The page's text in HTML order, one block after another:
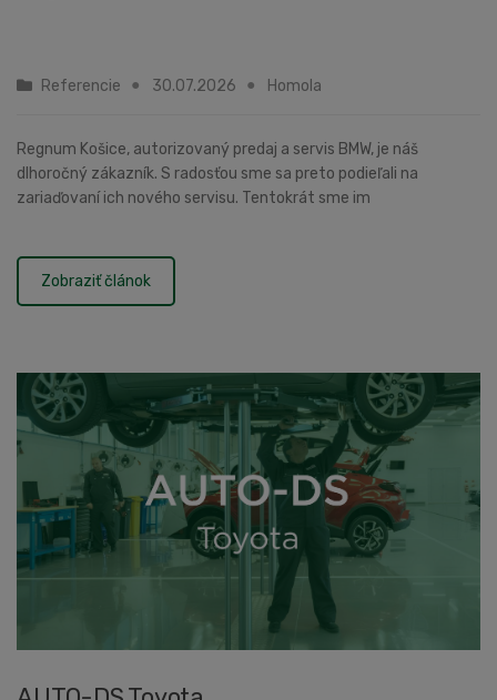
Referencie 30.07.2026 Homola
Regnum Košice, autorizovaný predaj a servis BMW, je náš
dlhoročný zákazník. S radosťou sme sa preto podieľali na
zariaďovaní ich nového servisu. Tentokrát sme im
Zobraziť článok